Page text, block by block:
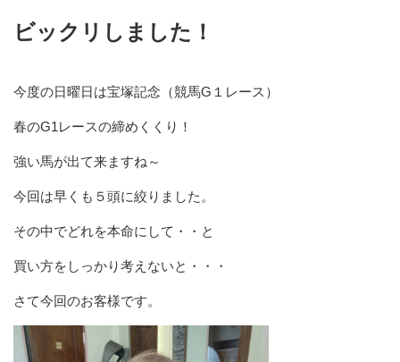
ビックリしました！
今度の日曜日は宝塚記念（競馬G１レース）
春のG1レースの締めくくり！
強い馬が出て来ますね～
今回は早くも５頭に絞りました。
その中でどれを本命にして・・と
買い方をしっかり考えないと・・・
さて今回のお客様です。